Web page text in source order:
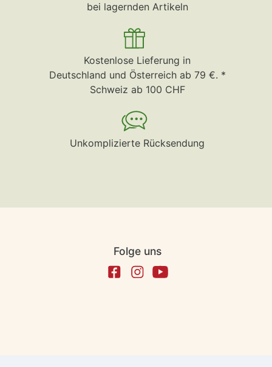
bei lagernden Artikeln
Kostenlose Lieferung in
Deutschland und Österreich ab 79 €. *
Schweiz ab 100 CHF
Unkomplizierte Rücksendung
Folge uns